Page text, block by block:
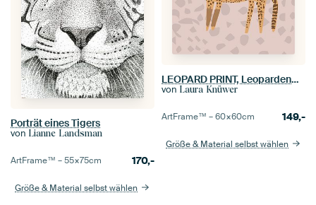
Porträt eines Tigers
von Lianne Landsman
ArtFrame™ –55×75cm 170,-
Größe & Material selbst wählen
LEOPARD PRINT, Leopardenmuster
von Laura Knüwer
ArtFrame™ –60×60cm 149,-
Größe & Material selbst wählen